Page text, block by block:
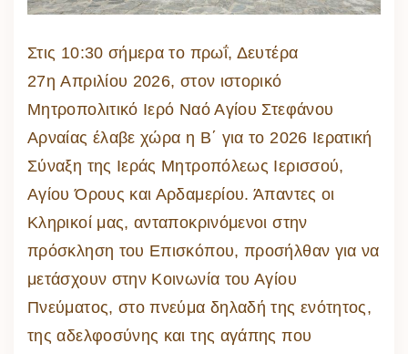
Στις 10:30 σήμερα το πρωΐ, Δευτέρα
27η Απριλίου 2026, στον ιστορικό
Μητροπολιτικό Ιερό Ναό Αγίου Στεφάνου
Αρναίας έλαβε χώρα η Β΄ για το 2026 Ιερατική
Σύναξη της Ιεράς Μητροπόλεως Ιερισσού,
Αγίου Όρους και Αρδαμερίου. Άπαντες οι
Κληρικοί μας, ανταποκρινόμενοι στην
πρόσκληση του Επισκόπου, προσήλθαν για να
μετάσχουν στην Κοινωνία του Αγίου
Πνεύματος, στο πνεύμα δηλαδή της ενότητος,
της αδελφοσύνης και της αγάπης που